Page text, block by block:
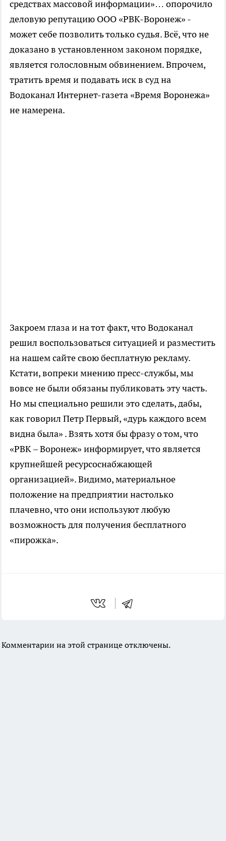
средствах массовой информации»… опорочило
деловую репутацию ООО «РВК-Воронеж» -
может себе позволить только судья. Всё, что не
доказано в установленном законом порядке,
является голословным обвинением. Впрочем,
тратить время и подавать иск в суд на
Водоканал Интернет-газета «Время Воронежа»
не намерена.
Закроем глаза и на тот факт, что Водоканал
решил воспользоваться ситуацией и разместить
на нашем сайте свою бесплатную рекламу.
Кстати, вопреки мнению пресс-службы, мы
вовсе не были обязаны публиковать эту часть.
Но мы специально решили это сделать, дабы,
как говорил Петр Первый, «дурь каждого всем
видна была» . Взять хотя бы фразу о том, что
«РВК – Воронеж» информирует, что является
крупнейшей ресурсоснабжающей
организацией». Видимо, материальное
положение на предприятии настолько
плачевно, что они используют любую
возможность для получения бесплатного
«пирожка».
Комментарии на этой странице отключены.